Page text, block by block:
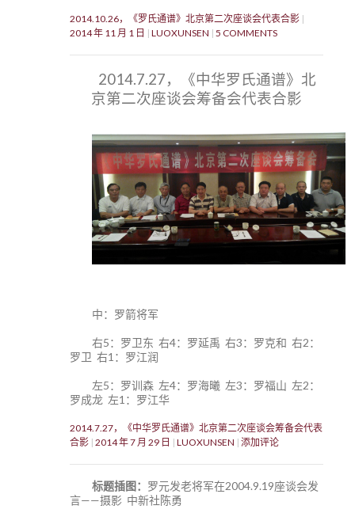
2014.10.26，《罗氏通谱》北京第二次座谈会代表合影
2014 年 11 月 1 日
LUOXUNSEN 5 COMMENTS
2014.7.27，《中华罗氏通谱》北
京第二次座谈会筹备会代表合影
中：罗箭将军
右5：罗卫东 右4：罗延禹 右3：罗克和 右2：
罗卫 右1：罗江润
左5：罗训森 左4：罗海曦 左3：罗福山 左2：
罗成龙 左1：罗江华
2014.7.27，《中华罗氏通谱》北京第二次座谈会筹备会代表
合影 2014 年 7 月 29 日 LUOXUNSEN 添加评论
标题插图： 罗元发老将军在2004.9.19座谈会发
言——摄影 中新社陈勇